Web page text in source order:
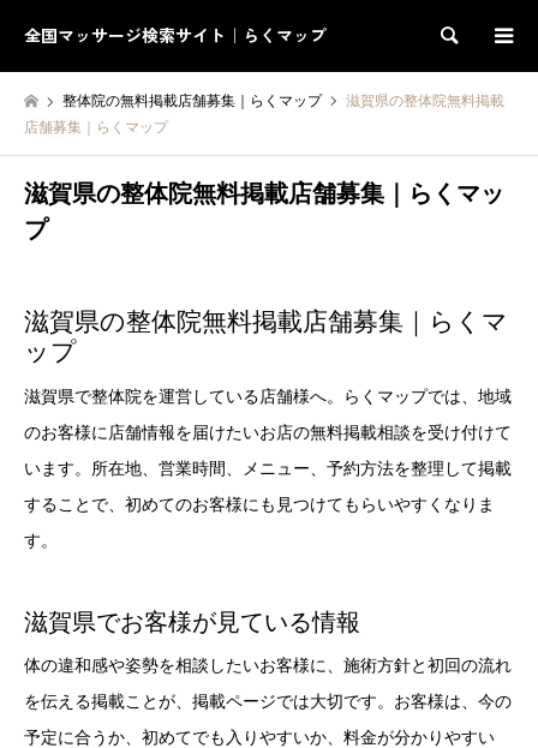
全国マッサージ検索サイト｜らくマップ 検索
整体院の無料掲載店舗募集｜らくマップ
滋賀県の整体院無料掲載
店舗募集｜らくマップ
滋賀県の整体院無料掲載店舗募集｜らくマッ
プ
滋賀県の整体院無料掲載店舗募集｜らくマ
ップ
滋賀県で整体院を運営している店舗様へ。らくマップでは、地域
のお客様に店舗情報を届けたいお店の無料掲載相談を受け付けて
います。所在地、営業時間、メニュー、予約方法を整理して掲載
することで、初めてのお客様にも見つけてもらいやすくなりま
す。
滋賀県でお客様が見ている情報
体の違和感や姿勢を相談したいお客様に、施術方針と初回の流れ
を伝える掲載ことが、掲載ページでは大切です。お客様は、今の
予定に合うか、初めてでも入りやすいか、料金が分かりやすい